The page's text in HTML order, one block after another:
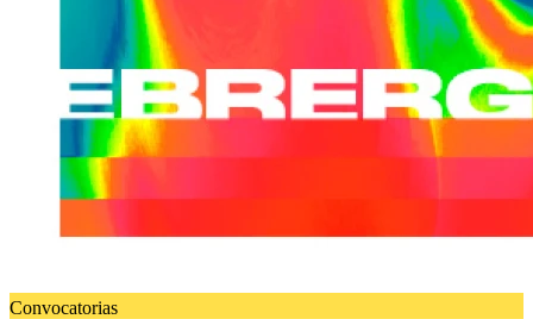
Convocatorias